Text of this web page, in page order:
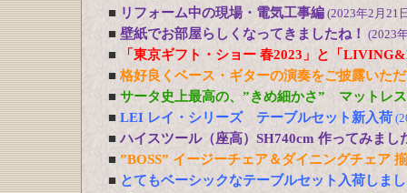
■ リフォーム中の現場・電気工事編 (2023年2月21
■ 壁紙でお部屋らしくなってきましたね！ (2023
■
「東京ギフト・ショー 春2023」と「
■ 格好良くベース・ギターの演奏をご披露いた
■ サータ史上最高の、”きめ細かさ” マットレ
■ LEI レイ・シリーズ テーブルセット新入荷
■ ハイスツール（座高）SH740cm 作ってみまし
■ ”BOSS” イージーチェア＆ダイニングチェア
■ とてもベーシックなテーブルセット入荷しま